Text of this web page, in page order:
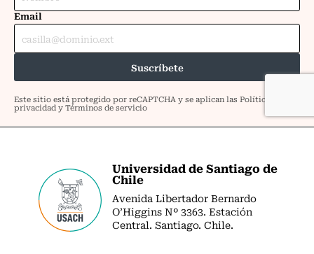
Universidad de Santiago de
Chile
Avenida Libertador Bernardo
O’Higgins Nº 3363. Estación
Central. Santiago. Chile.